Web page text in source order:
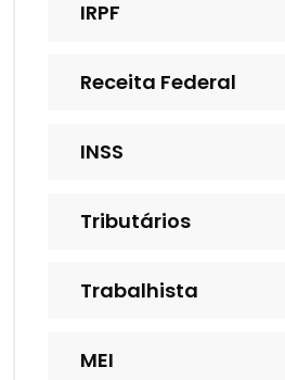
IRPF
Receita Federal
INSS
Tributários
Trabalhista
MEI